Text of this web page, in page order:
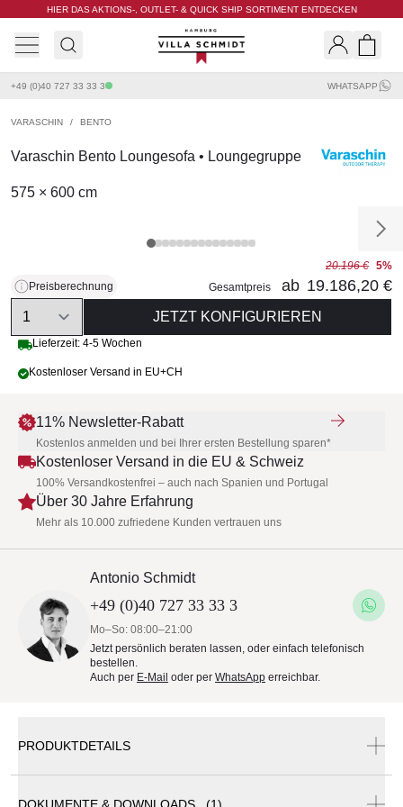
HIER DAS AKTIONS-, OUTLET- & QUICK SHIP SORTIMENT ENTDECKEN
Villa Schmidt
+49 (0)40 727 33 33 3 WHATSAPP
VARASCHIN / BENTO
Varaschin Bento Loungesofa • Loungegruppe
575 × 600 cm
Preisberechnung
20.196 € 5%
Gesamtpreis
ab 19.186,20 €
Quantity
JETZT KONFIGURIEREN
Lieferzeit: 4-5 Wochen
Kostenloser Versand in EU+CH
11% Newsletter-Rabatt
Kostenlos anmelden und bei Ihrer ersten Bestellung sparen*
Kostenloser Versand in die EU & Schweiz
100% Versandkostenfrei – auch nach Spanien und Portugal
Über 30 Jahre Erfahrung
Mehr als 10.000 zufriedene Kunden vertrauen uns
Antonio Schmidt
+49 (0)40 727 33 33 3
Mo–So: 08:00–21:00
Jetzt persönlich beraten lassen, oder einfach telefonisch
bestellen.
Auch per E-Mail oder per WhatsApp erreichbar.
PRODUKTDETAILS
Inkl. Kissen, Verbindungssets und exkl. Schutzhüllen
DOKUMENTE & DOWNLOADS (1)